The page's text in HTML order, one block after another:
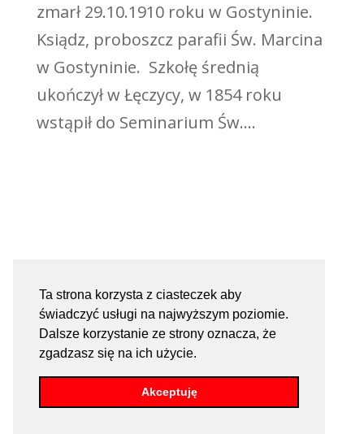
Ta strona korzysta z ciasteczek aby
świadczyć usługi na najwyższym poziomie.
Dalsze korzystanie ze strony oznacza, że
zgadzasz się na ich użycie.
Akceptuję
zmarł 29.10.1910 roku w Gostyninie.
Ksiądz, proboszcz parafii Św. Marcina
w Gostyninie. Szkołę średnią
ukończył w Łęczycy, w 1854 roku
wstąpił do Seminarium Św....